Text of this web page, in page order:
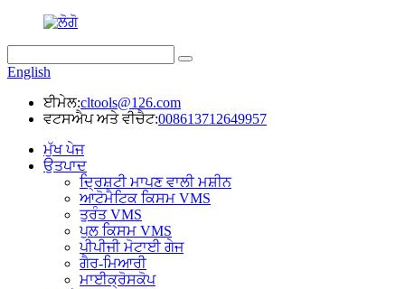
English
ਈਮੇਲ:cltools@126.com
ਵਟਸਐਪ ਅਤੇ ਵੀਚੈਟ:008613712649957
ਮੁੱਖ ਪੇਜ
ਉਤਪਾਦ
ਦ੍ਰਿਸ਼ਟੀ ਮਾਪਣ ਵਾਲੀ ਮਸ਼ੀਨ
ਆਟੋਮੈਟਿਕ ਕਿਸਮ VMS
ਤੁਰੰਤ VMS
ਪੁਲ ਕਿਸਮ VMS
ਪੀਪੀਜੀ ਮੋਟਾਈ ਗੇਜ
ਗੈਰ-ਮਿਆਰੀ
ਮਾਈਕ੍ਰੋਸਕੋਪ